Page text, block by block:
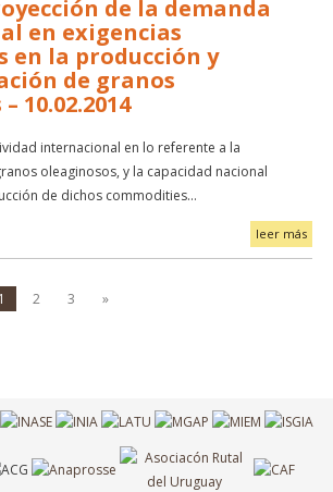
de la demanda
en exigencias
en la producción y
de granos
10.02.2014
internacional en lo referente a la
oleaginosos, y la capacidad nacional
de dichos commodities…
leer más
1 2 3 »